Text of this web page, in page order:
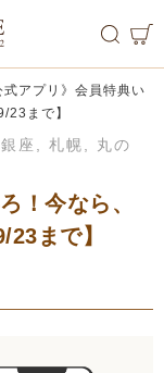
式アプリ》会員特典い
23まで】
銀座 札幌
丸の
！今なら、
まで】